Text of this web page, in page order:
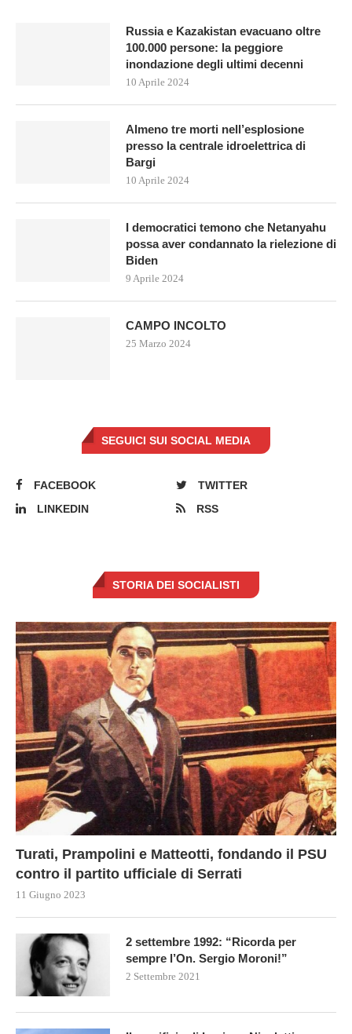
Russia e Kazakistan evacuano oltre
100.000 persone: la peggiore
inondazione degli ultimi decenni
10 Aprile 2024
Almeno tre morti nell’esplosione
presso la centrale idroelettrica di
Bargi
10 Aprile 2024
I democratici temono che Netanyahu
possa aver condannato la rielezione di
Biden
9 Aprile 2024
CAMPO INCOLTO
25 Marzo 2024
SEGUICI SUI SOCIAL MEDIA
FACEBOOK
TWITTER
LINKEDIN
RSS
STORIA DEI SOCIALISTI
Turati, Prampolini e Matteotti, fondando il PSU
contro il partito ufficiale di Serrati
11 Giugno 2023
2 settembre 1992: “Ricorda per
sempre l’On. Sergio Moroni!”
2 Settembre 2021